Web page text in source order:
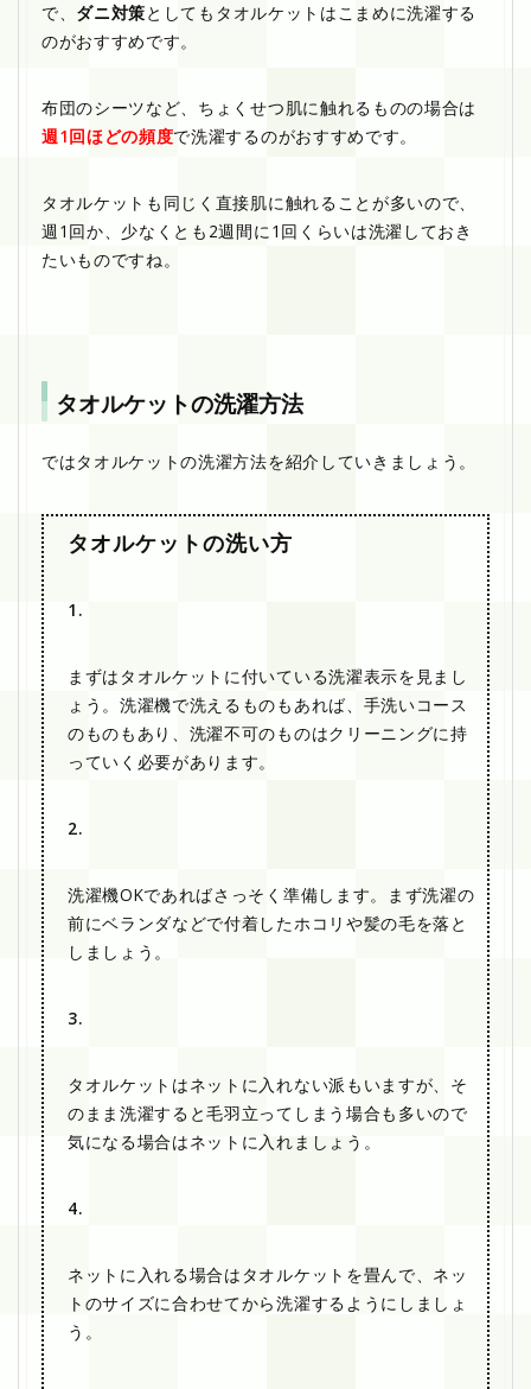
で、 ダニ対策としてもタオルケットはこまめに洗濯する
のがおすすめです。
布団のシーツなど、ちょくせつ肌に触れるものの場合は
週1回ほどの頻度で洗濯するのがおすすめです。
タオルケットも同じく直接肌に触れることが多いので、
週1回か、少なくとも2週間に1回くらいは洗濯しておき
たいものですね。
タオルケットの洗濯方法
ではタオルケットの洗濯方法を紹介していきましょう。
タオルケットの洗い方
1.
まずはタオルケットに付いている洗濯表示を見まし
ょう。洗濯機で洗えるものもあれば、手洗いコース
のものもあり、洗濯不可のものはクリーニングに持
っていく必要があります。
2.
洗濯機OKであればさっそく準備します。まず洗濯の
前にベランダなどで付着したホコリや髪の毛を落と
しましょう。
3.
タオルケットはネットに入れない派もいますが、そ
のまま洗濯すると毛羽立ってしまう場合も多いので
気になる場合はネットに入れましょう。
4.
ネットに入れる場合はタオルケットを畳んで、ネッ
トのサイズに合わせてから洗濯するようにしましょ
う。